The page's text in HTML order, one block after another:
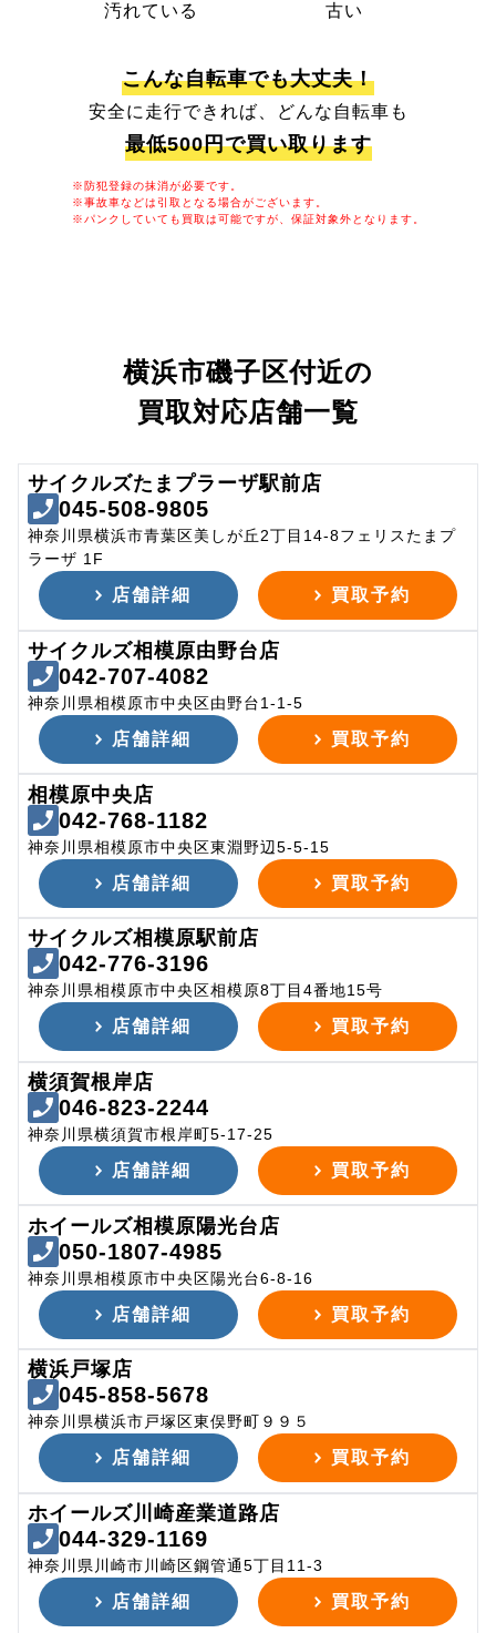
汚れている 古い
こんな自転車でも大丈夫！
安全に走行できれば、どんな自転車も
最低500円で買い取ります
※防犯登録の抹消が必要です。
※事故車などは引取となる場合がございます。
※パンクしていても買取は可能ですが、保証対象外となります。
横浜市磯子区付近の
買取対応店舗一覧
サイクルズたまプラーザ駅前店
045-508-9805
神奈川県横浜市青葉区美しが丘2丁目14-8フェリスたまプ
ラーザ 1F
店舗詳細 買取予約
サイクルズ相模原由野台店
042-707-4082
神奈川県相模原市中央区由野台1-1-5
店舗詳細 買取予約
相模原中央店
042-768-1182
神奈川県相模原市中央区東淵野辺5-5-15
店舗詳細 買取予約
サイクルズ相模原駅前店
042-776-3196
神奈川県相模原市中央区相模原8丁目4番地15号
店舗詳細 買取予約
横須賀根岸店
046-823-2244
神奈川県横須賀市根岸町5-17-25
店舗詳細 買取予約
ホイールズ相模原陽光台店
050-1807-4985
神奈川県相模原市中央区陽光台6-8-16
店舗詳細 買取予約
横浜戸塚店
045-858-5678
神奈川県横浜市戸塚区東俣野町９９５
店舗詳細 買取予約
ホイールズ川崎産業道路店
044-329-1169
神奈川県川崎市川崎区鋼管通5丁目11-3
店舗詳細 買取予約